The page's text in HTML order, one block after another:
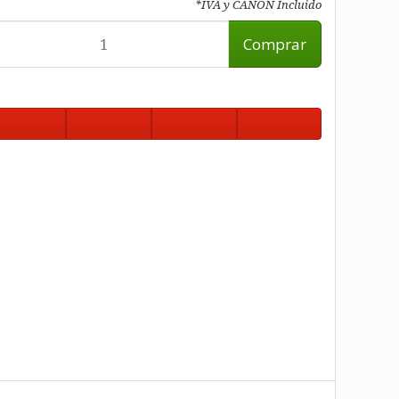
*IVA y CANON Incluido
Comprar